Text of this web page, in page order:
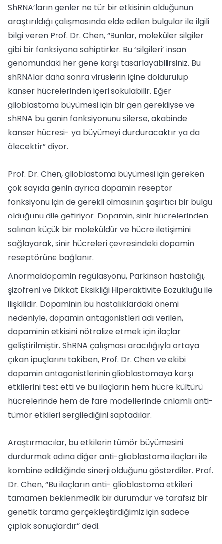
ShRNA’ların genler ne tür bir etkisinin olduğunun
araştırıldığı çalışmasında elde edilen bulgular ile ilgili
bilgi veren Prof. Dr. Chen, “Bunlar, moleküler silgiler
gibi bir fonksiyona sahiptirler. Bu ‘silgileri’ insan
genomundaki her gene karşı tasarlayabilirsiniz. Bu
shRNAlar daha sonra virüslerin içine doldurulup
kanser hücrelerinden içeri sokulabilir. Eğer
glioblastoma büyümesi için bir gen gerekliyse ve
shRNA bu genin fonksiyonunu silerse, akabinde
kanser hücresi- ya büyümeyi durduracaktır ya da
ölecektir” diyor.
Prof. Dr. Chen, glioblastoma büyümesi için gereken
çok sayıda genin ayrıca dopamin reseptör
fonksiyonu için de gerekli olmasının şaşırtıcı bir bulgu
olduğunu dile getiriyor. Dopamin, sinir hücrelerinden
salınan küçük bir moleküldür ve hücre iletişimini
sağlayarak, sinir hücreleri çevresindeki dopamin
reseptörüne bağlanır.
Anormaldopamin regülasyonu, Parkinson hastalığı,
şizofreni ve Dikkat Eksikliği Hiperaktivite Bozukluğu ile
ilişkilidir. Dopaminin bu hastalıklardaki önemi
nedeniyle, dopamin antagonistleri adı verilen,
dopaminin etkisini nötralize etmek için ilaçlar
geliştirilmiştir. ShRNA çalışması aracılığıyla ortaya
çıkan ipuçlarını takiben, Prof. Dr. Chen ve ekibi
dopamin antagonistlerinin glioblastomaya karşı
etkilerini test etti ve bu ilaçların hem hücre kültürü
hücrelerinde hem de fare modellerinde anlamlı anti-
tümör etkileri sergilediğini saptadılar.
Araştırmacılar, bu etkilerin tümör büyümesini
durdurmak adına diğer anti-glioblastoma ilaçları ile
kombine edildiğinde sinerji olduğunu gösterdiler. Prof.
Dr. Chen, “Bu ilaçların anti- glioblastoma etkileri
tamamen beklenmedik bir durumdur ve tarafsız bir
genetik tarama gerçekleştirdiğimiz için sadece
çıplak sonuçlardır” dedi.